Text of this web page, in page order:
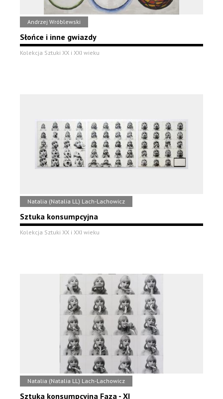
Andrzej Wróblewski
Słońce i inne gwiazdy
Kolekcja Sztuki XX i XXI wieku
Natalia (Natalia LL) Lach-Lachowicz
Sztuka konsumpcyjna
Kolekcja Sztuki XX i XXI wieku
Natalia (Natalia LL) Lach-Lachowicz
Sztuka konsumpcyjna Faza - XI